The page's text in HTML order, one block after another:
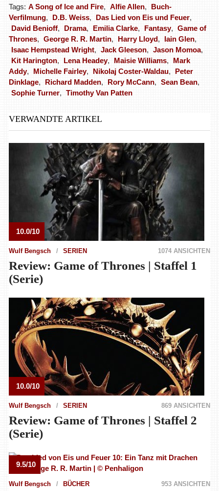
Tags: A Song of Ice and Fire, Alfie Allen,
Buch-
Verfilmung, D.B. Weiss, Das Lied von Eis und Feuer,
David Benioff, Drama, Emilia Clarke, Fantasy, Game of
Thrones, George R. R. Martin, Harry Lloyd, Iain Glen,
Isaac Hempstead Wright, Jack Gleeson, Jason Momoa,
Kit Harington, Lena Headey, Maisie Williams,
Mark
Addy, Michelle Fairley, Nikolaj Coster-Waldau,
Peter
Dinklage, Richard Madden, Rory McCann, Sean Bean,
Sophie Turner, Timothy Van Patten
VERWANDTE ARTIKEL
10.0/10
Wulf Bengsch SERIEN 1074 ANSICHTEN
Review: Game of Thrones | Staffel 1
(Serie)
10.0/10
Wulf Bengsch SERIEN 869 ANSICHTEN
Review: Game of Thrones | Staffel 2
(Serie)
9.5/10
Wulf Bengsch BÜCHER 953 ANSICHTEN